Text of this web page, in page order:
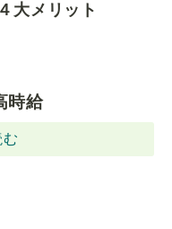
⼤メリット
時給